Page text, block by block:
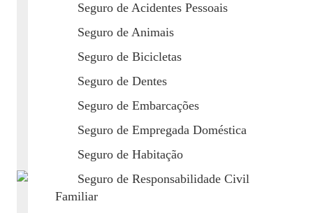
Seguro de Acidentes Pessoais
Seguro de Animais
Seguro de Bicicletas
Seguro de Dentes
Seguro de Embarcações
Seguro de Empregada Doméstica
Seguro de Habitação
Seguro de Responsabilidade Civil
Familiar
não o sabe)
Imagine chegar a casa ao final do dia e encontrar
tudo exatamente como deixou. O que não é
Maio 12, 2026 /